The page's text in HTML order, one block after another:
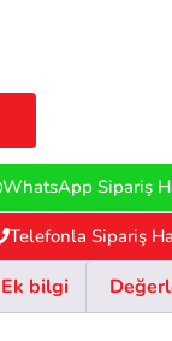
WhatsApp Sipariş
Telefonla Sipariş
Ek bilgi